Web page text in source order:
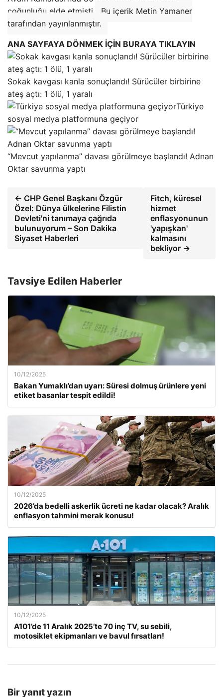
çoğunluğu elde etmişti.
Bu içerik Metin Yamaner
tarafından yayınlanmıştır.
ANA SAYFAYA DÖNMEK İÇİN BURAYA TIKLAYIN
Sokak kavgası kanla sonuçlandı! Sürücüler birbirine
ateş açtı: 1 ölü, 1 yaralı
Türkiye
sosyal medya platformuna geçiyor
“Mevcut yapılanma” davası görülmeye başlandı! Adnan
Oktar savunma yaptı
← CHP Genel Başkanı Özgür
Özel: Dünya ülkelerine Filistin
Devleti'ni tanımaya çağrıda
bulunuyorum – Son Dakika
Siyaset Haberleri
Fitch, küresel
hizmet
enflasyonunun
'yapışkan'
kalmasını
bekliyor →
Tavsiye Edilen Haberler
10/12/2025
Bakan Yumaklı’dan uyarı: Süresi dolmuş ürünlere yeni
etiket basanlar tespit edildi!
10/12/2025
2026’da bedelli askerlik ücreti ne kadar olacak? Aralık
enflasyon tahmini merak konusu!
10/12/2025
A101’de 11 Aralık 2025’te 70 inç TV, su sebili,
motosiklet ekipmanları ve bavul fırsatları!
Bir yanıt yazın